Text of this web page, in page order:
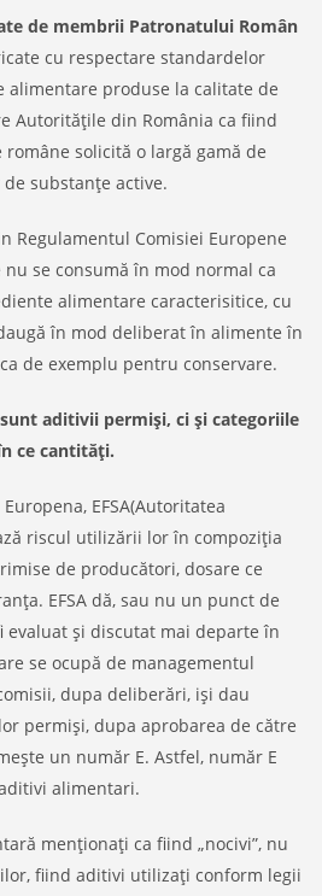
de membrii Patronatului Român
cu respectare standardelor
alimentare produse la calitate de
Autoritățile din România ca fiind
solicită o largă gamă de
substanțe active.
Regulamentul Comisiei Europene
se consumă în mod normal ca
alimentare caracterisitice, cu
în mod deliberat în alimente în
de exemplu pentru conservare.
aditivii permiși, ci și categoriile
ce cantități.
EFSA(Autoritatea
riscul utilizării lor în compoziția
de producători, dosare ce
EFSA dă, sau nu un punct de
și discutat mai departe în
se ocupă de managementul
dupa deliberări, iși dau
permiși, dupa aprobarea de către
un număr E. Astfel, număr E
alimentari.
menționați ca fiind „nocivi”, nu
fiind aditivi utilizați conform legii